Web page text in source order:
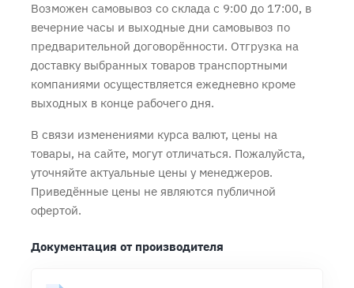
Возможен самовывоз со склада с 9:00 до 17:00, в
вечерние часы и выходные дни самовывоз по
предварительной договорённости. Отгрузка на
доставку выбранных товаров транспортными
компаниями осуществляется ежедневно кроме
выходных в конце рабочего дня.
В связи изменениями курса валют, цены на
товары, на сайте, могут отличаться. Пожалуйста,
уточняйте актуальные цены у менеджеров.
Приведённые цены не являются публичной
офертой.
Документация от производителя